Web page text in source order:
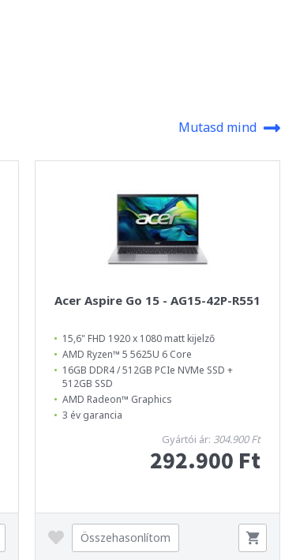
Mutasd mind
Acer Aspire Go 15 - AG15-42P-R551
15,6" FHD 1920 x 1080 matt kijelző
AMD Ryzen™ 5 5625U 6 Core
16GB DDR4 / 512GB PCIe NVMe SSD +
512GB SSD
AMD Radeon™ Graphics
3 év garancia
Gyártói ár: 304.900 Ft
292.900 Ft
Összehasonlítom